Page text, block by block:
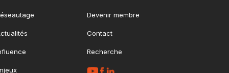
Devenir membre
Contact
Recherche